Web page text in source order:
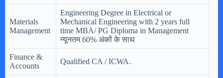
Materials
Management
Engineering Degree in Electrical or
Mechanical Engineering with 2 years full
time MBA/ PG Diploma in Management
न्यूनतम 60% अंकों के साथ
Finance &
Accounts
Qualified CA / ICWA.